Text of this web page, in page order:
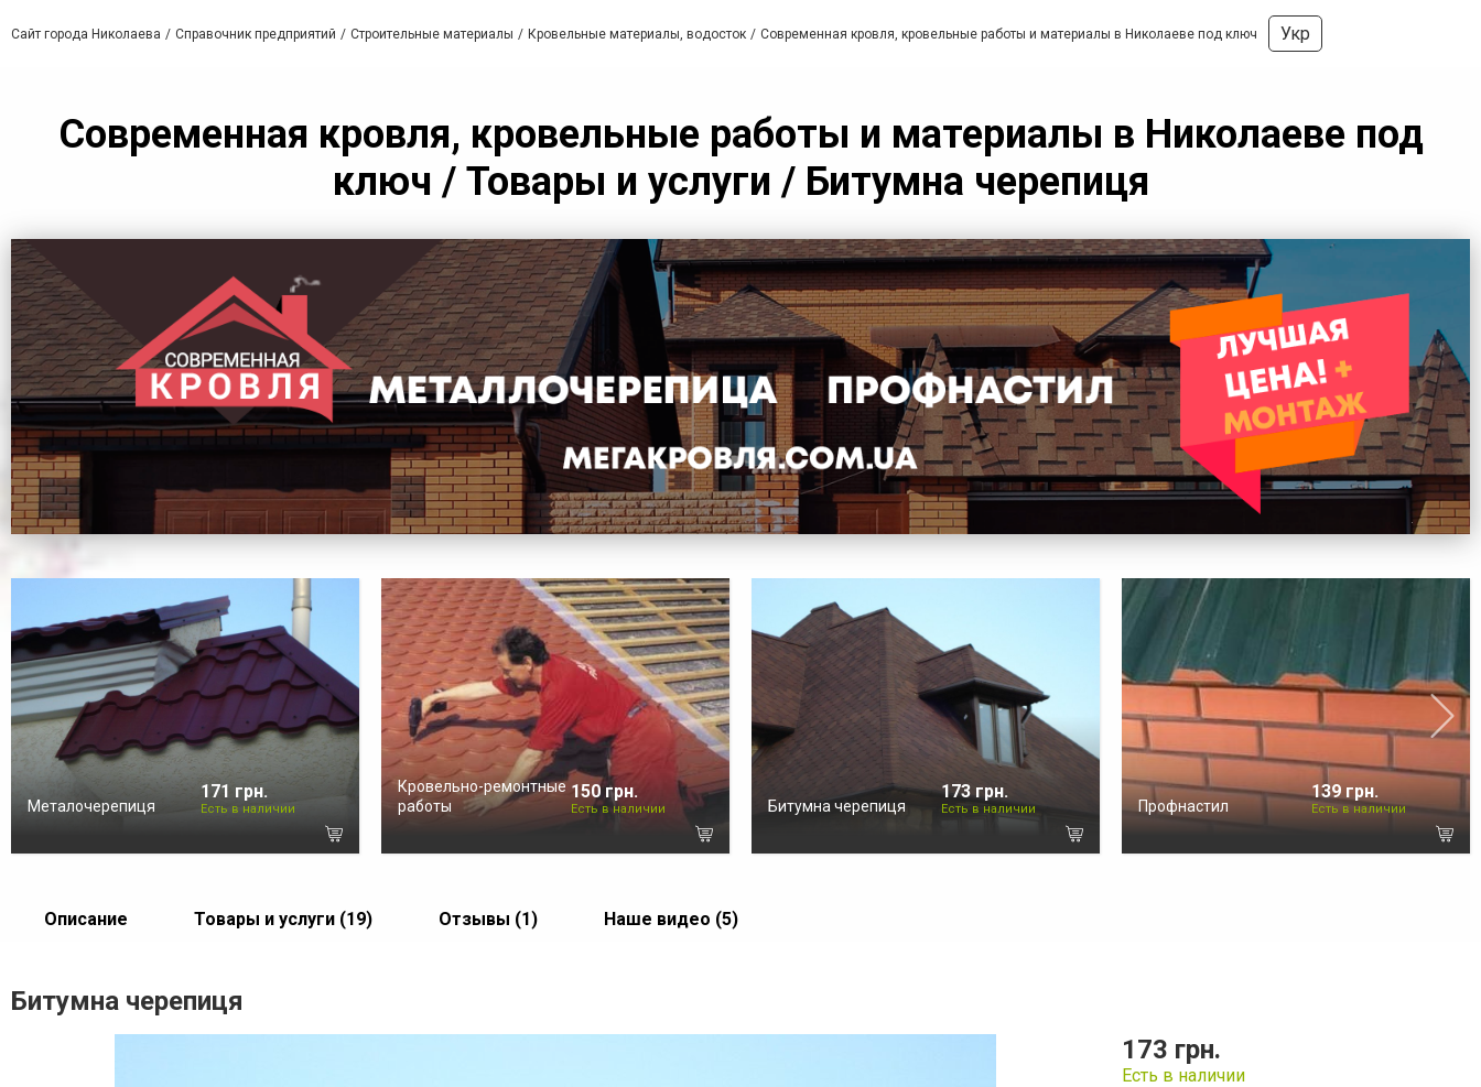
Сайт города Николаева Справочник предприятий Строительные материалы Кровельные материалы, водосток Современная кровля, кровельные работы и материалы в Николаеве под ключ Укр
Современная кровля, кровельные работы и материалы в Николаеве под
ключ / Товары и услуги / Битумна черепиця
Металочерепиця
171 грн.
Есть в наличии
Кровельно-ремонтные
работы
150 грн.
Есть в наличии Битумна черепиця
173 грн.
Есть в наличии Профнастил
139 грн.
Есть в наличии
Описание Товары и услуги (19) Отзывы (1) Наше видео (5)
Битумна черепиця
173 грн.
Есть в наличии